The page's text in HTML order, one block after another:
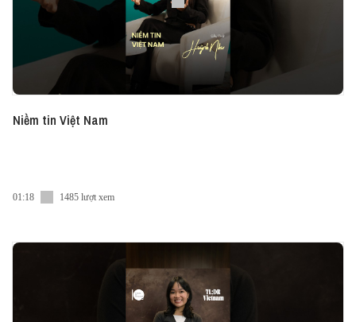
Niềm tin Việt Nam
01:18 1485 lượt xem